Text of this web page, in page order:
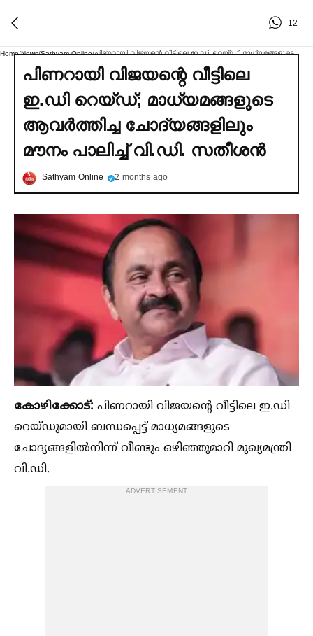
12
Home/News/Sathyam Online/ പിണറായി വിജയന്റെ വീട്ടിലെ ഇ.ഡി റെയ്ഡ്; മാധ്യമങ്ങളുടെ ആവര്‍ത്തിച്ച ചോദ്യങ്ങളിലും മൗനം പാലിച്ച്‌ വി.ഡി. സതീശൻ
പിണറായി വിജയന്റെ വീട്ടിലെ
ഇ.ഡി റെയ്ഡ്; മാധ്യമങ്ങളുടെ
ആവര്‍ത്തിച്ച ചോദ്യങ്ങളിലും
മൗനം പാലിച്ച്‌ വി.ഡി. സതീശൻ
Sathyam Online 2 months ago
കോഴിക്കോട്: പിണറായി വിജയന്റെ വീട്ടിലെ ഇ.ഡി
റെയ്ഡുമായി ബന്ധപ്പെട്ട് മാധ്യമങ്ങളുടെ
ചോദ്യങ്ങളില്‍നിന്ന് വീണ്ടും ഒഴിഞ്ഞുമാറി മുഖ്യമന്ത്രി
വി.ഡി.
ADVERTISEMENT